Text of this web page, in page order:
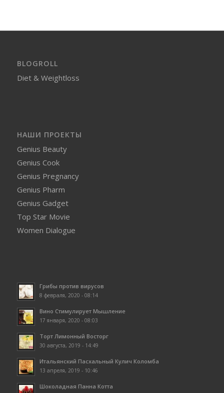
BLOGROLL
Diet & Weightloss
НАШИ ПРОЕКТЫ
Genius Beauty
Genius Cook
Genius Pregnancy
Genius Pharm
Genius Gadget
Top Star Movie
Women Dialogue
Грибы против вирусов
8 февраля, 2020 - 08:14
Вино Стимулирует Мышление
17 января, 2020 - 08:03
Торт Лимонный Восторг
30 августа, 2019 - 14:49
Итальянский Пасхальный Кулич Коломба
13 апреля, 2019 - 10:46
Шоколадная Панна Котта